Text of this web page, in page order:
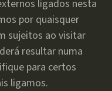
ligados nesta
por quaisquer
sujeitos ao visitar
resultar numa
para certos
ligamos.